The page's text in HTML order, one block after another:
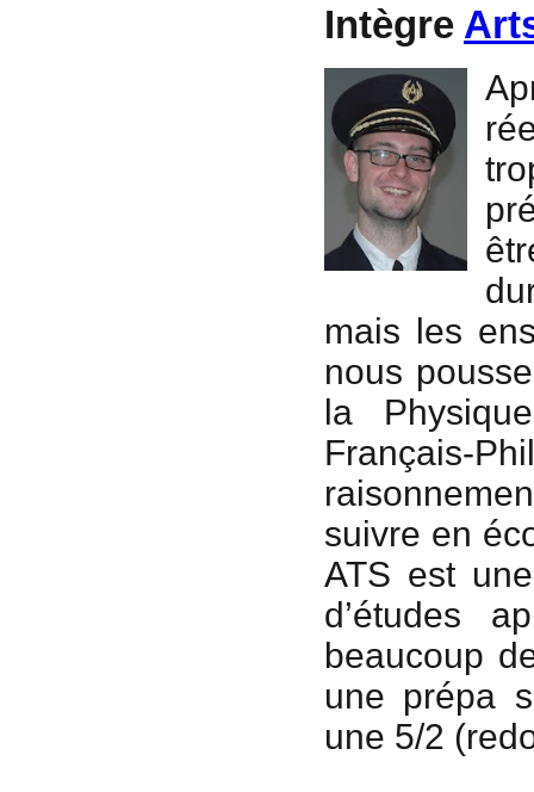
Intègre
mais les
nous
la
Français-
suivre en
ATS est
d’études
beaucoup
une prépa
une 5/2